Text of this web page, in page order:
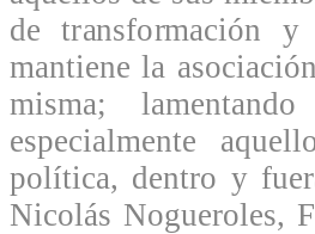
de transformación
mantiene la
misma;
especialmente
política, dentro y
Nicolás Nogueroles,